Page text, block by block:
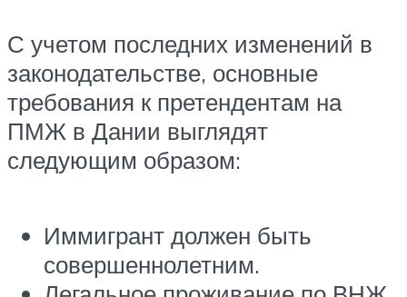
С учетом последних изменений в
законодательстве, основные
требования к претендентам на
ПМЖ в Дании выглядят
следующим образом:
Иммигрант должен быть
совершеннолетним.